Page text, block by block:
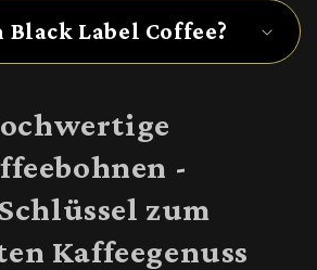
Label Coffee?
-
zum
Kaffeegenuss